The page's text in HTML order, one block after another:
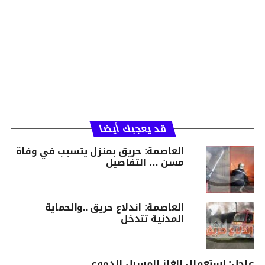
قد يعجبك أيضا
العاصمة: حريق بمنزل يتسبب في وفاة
مسن … التفاصيل
العاصمة: اندلاع حريق ..والحماية
المدنية تتدخل